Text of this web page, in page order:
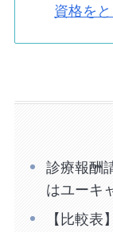
資格を
診療報酬
はユーキ
【比較